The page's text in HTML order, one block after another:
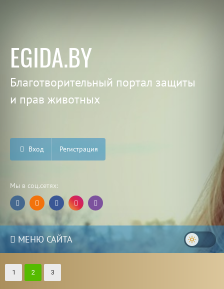
EGIDA.BY
Благотворительный портал защиты
и прав животных
Вход Регистрация
Мы в соц.сетях:
МЕНЮ САЙТА
1 2 3